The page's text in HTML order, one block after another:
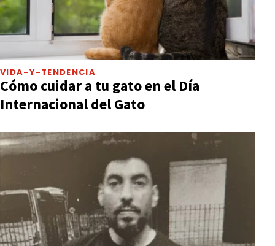
VIDA-Y-TENDENCIA
Cómo cuidar a tu gato en el Día
Internacional del Gato